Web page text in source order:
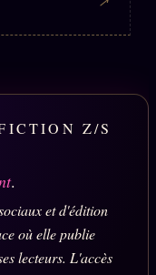
Z/S
.
et d'édition
où elle publie
lecteurs. L'accès